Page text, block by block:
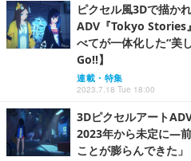
ピクセル風3Dで描か
ADV『Tokyo Stories
べてが一体化した“美
Go!!】
連載・特集
2023.7.18 Tue 18:00
3Dピクセルアート
2023年から未定に―
ことが膨らんできた」